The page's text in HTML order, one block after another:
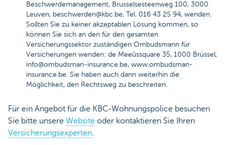
Beschwerdemanagement, Brusselsesteenweg 100, 3000
Leuven, beschwerden@kbc.be, Tel. 016 43 25 94, wenden.
Sollten Sie zu keiner akzeptablen Lösung kommen, so
können Sie sich an den für den gesamten
Versicherungssektor zuständigen Ombudsmann für
Versicherungen wenden: de Meeûssquare 35, 1000 Brüssel,
info@ombudsman-insurance.be, www.ombudsman-
insurance.be. Sie haben auch dann weiterhin die
Möglichkeit, den Rechtsweg zu beschreiten.
Für ein Angebot für die KBC-Wohnungspolice besuchen
Sie bitte unsere Website oder kontaktieren Sie Ihren
Versicherungsexperten.